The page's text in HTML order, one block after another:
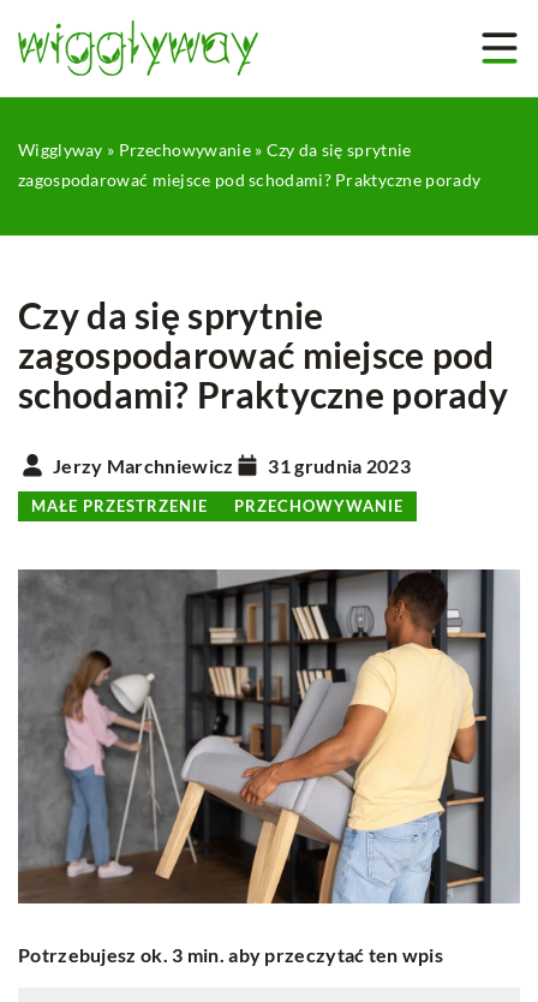
Wigglyway » Przechowywanie» Czy da się sprytnie
zagospodarować miejsce pod schodami? Praktyczne porady
Czy da się sprytnie
zagospodarować miejsce pod
schodami? Praktyczne porady
Jerzy Marchniewicz 31 grudnia 2023
MAŁE PRZESTRZENIE PRZECHOWYWANIE
Potrzebujesz ok. 3 min. aby przeczytać ten wpis